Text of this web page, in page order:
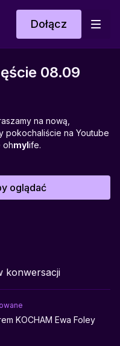
Dołącz
08.09
na nową,
pokochaliście na Youtube
ohmylife.
inspiracji i
albo herbatę – ważne, że
dawki
oglądać
konwersacji
KOCHAM Ewa Foley